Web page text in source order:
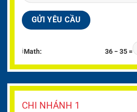
ℹMath: 36 − 35 =
CHI NHÁNH 1